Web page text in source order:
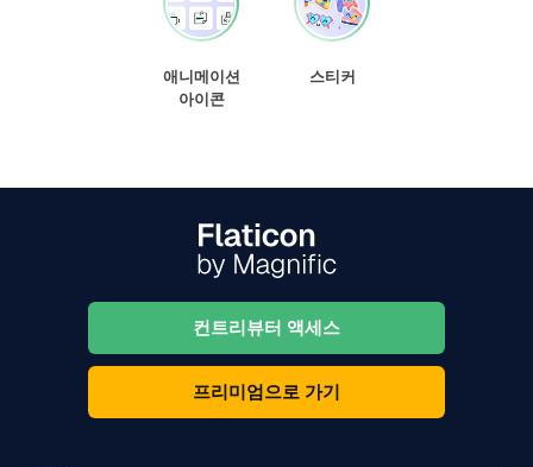
애니메이션
아이콘
스티커
컨트리뷰터 액세스
프리미엄으로 가기